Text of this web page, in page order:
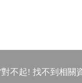
'對不起! 找不到相關